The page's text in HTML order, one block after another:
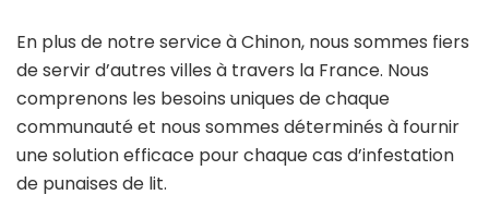
En plus de notre service à Chinon, nous sommes fiers
de servir d’autres villes à travers la France. Nous
comprenons les besoins uniques de chaque
communauté et nous sommes déterminés à fournir
une solution efficace pour chaque cas d’infestation
de punaises de lit.